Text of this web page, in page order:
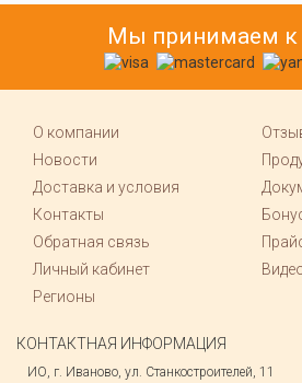
Мы принимаем к
О компании
Новости
Доставка и условия
Контакты
Обратная связь
Личный кабинет
Регионы
КОНТАКТНАЯ ИНФОРМАЦИЯ
ИО, г. Иваново, ул. Станкостроителей, 11